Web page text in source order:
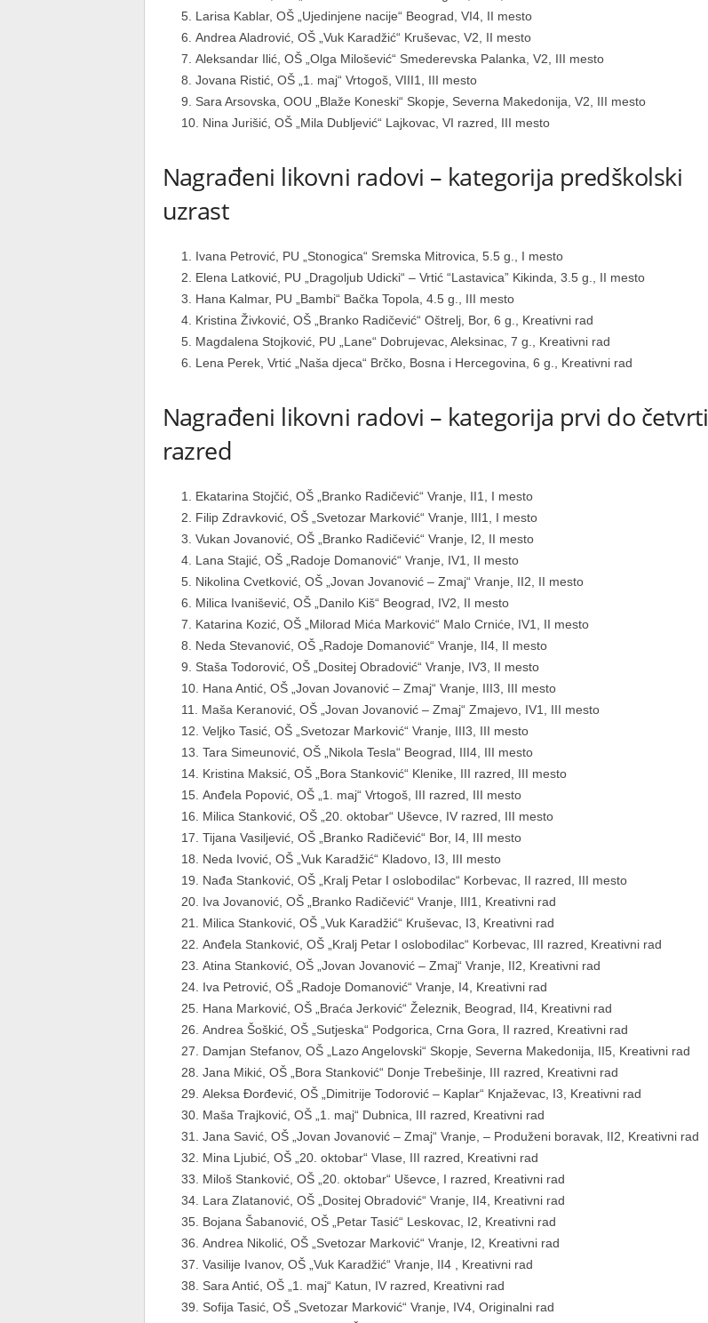
Larisa Kablar, OŠ „Ujedinjene nacije“ Beograd, VI4, II mesto
Andrea Aladrović, OŠ „Vuk Karadžić“ Kruševac, V2, II mesto
Aleksandar Ilić, OŠ „Olga Milošević“ Smederevska Palanka, V2, III mesto
Jovana Ristić, OŠ „1. maj“ Vrtogoš, VIII1, III mesto
Sara Arsovska, OOU „Blaže Koneski“ Skopje, Severna Makedonija, V2, III mesto
Nina Jurišić, OŠ „Mila Dubljević“ Lajkovac, VI razred, III mesto
Nagrađeni likovni radovi – kategorija predškolski
uzrast
Ivana Petrović, PU „Stonogica“ Sremska Mitrovica, 5.5 g., I mesto
Elena Latković, PU „Dragoljub Udicki“ – Vrtić “Lastavica” Kikinda, 3.5 g., II mesto
Hana Kalmar, PU „Bambi“ Bačka Topola, 4.5 g., III mesto
Kristina Živković, OŠ „Branko Radičević“ Oštrelj, Bor, 6 g., Kreativni rad
Magdalena Stojković, PU „Lane“ Dobrujevac, Aleksinac, 7 g., Kreativni rad
Lena Perek, Vrtić „Naša djeca“ Brčko, Bosna i Hercegovina, 6 g., Kreativni rad
Nagrađeni likovni radovi – kategorija prvi do četvrti
razred
Ekatarina Stojčić, OŠ „Branko Radičević“ Vranje, II1, I mesto
Filip Zdravković, OŠ „Svetozar Marković“ Vranje, III1, I mesto
Vukan Jovanović, OŠ „Branko Radičević“ Vranje, I2, II mesto
Lana Stajić, OŠ „Radoje Domanović“ Vranje, IV1, II mesto
Nikolina Cvetković, OŠ „Jovan Jovanović – Zmaj“ Vranje, II2, II mesto
Milica Ivanišević, OŠ „Danilo Kiš“ Beograd, IV2, II mesto
Katarina Kozić, OŠ „Milorad Mića Marković“ Malo Crniće, IV1, II mesto
Neda Stevanović, OŠ „Radoje Domanović“ Vranje, II4, II mesto
Staša Todorović, OŠ „Dositej Obradović“ Vranje, IV3, II mesto
Hana Antić, OŠ „Jovan Jovanović – Zmaj“ Vranje, III3, III mesto
Maša Keranović, OŠ „Jovan Jovanović – Zmaj“ Zmajevo, IV1, III mesto
Veljko Tasić, OŠ „Svetozar Marković“ Vranje, III3, III mesto
Tara Simeunović, OŠ „Nikola Tesla“ Beograd, III4, III mesto
Kristina Maksić, OŠ „Bora Stanković“ Klenike, III razred, III mesto
Anđela Popović, OŠ „1. maj“ Vrtogoš, III razred, III mesto
Milica Stanković, OŠ „20. oktobar“ Uševce, IV razred, III mesto
Tijana Vasiljević, OŠ „Branko Radičević“ Bor, I4, III mesto
Neda Ivović, OŠ „Vuk Karadžić“ Kladovo, I3, III mesto
Nađa Stanković, OŠ „Kralj Petar I oslobodilac“ Korbevac, II razred, III mesto
Iva Jovanović, OŠ „Branko Radičević“ Vranje, III1, Kreativni rad
Milica Stanković, OŠ „Vuk Karadžić“ Kruševac, I3, Kreativni rad
Anđela Stanković, OŠ „Kralj Petar I oslobodilac“ Korbevac, III razred, Kreativni rad
Atina Stanković, OŠ „Jovan Jovanović – Zmaj“ Vranje, II2, Kreativni rad
Iva Petrović, OŠ „Radoje Domanović“ Vranje, I4, Kreativni rad
Hana Marković, OŠ „Braća Jerković“ Železnik, Beograd, II4, Kreativni rad
Andrea Šoškić, OŠ „Sutjeska“ Podgorica, Crna Gora, II razred, Kreativni rad
Damjan Stefanov, OŠ „Lazo Angelovski“ Skopje, Severna Makedonija, II5, Kreativni rad
Jana Mikić, OŠ „Bora Stanković“ Donje Trebešinje, III razred, Kreativni rad
Aleksa Đorđević, OŠ „Dimitrije Todorović – Kaplar“ Knjaževac, I3, Kreativni rad
Maša Trajković, OŠ „1. maj“ Dubnica, III razred, Kreativni rad
Jana Savić, OŠ „Jovan Jovanović – Zmaj“ Vranje, – Produženi boravak, II2, Kreativni rad
Mina Ljubić, OŠ „20. oktobar“ Vlase, III razred, Kreativni rad
Miloš Stanković, OŠ „20. oktobar“ Uševce, I razred, Kreativni rad
Lara Zlatanović, OŠ „Dositej Obradović“ Vranje, II4, Kreativni rad
Bojana Šabanović, OŠ „Petar Tasić“ Leskovac, I2, Kreativni rad
Andrea Nikolić, OŠ „Svetozar Marković“ Vranje, I2, Kreativni rad
Vasilije Ivanov, OŠ „Vuk Karadžić“ Vranje, II4 , Kreativni rad
Sara Antić, OŠ „1. maj“ Katun, IV razred, Kreativni rad
Sofija Tasić, OŠ „Svetozar Marković“ Vranje, IV4, Originalni rad